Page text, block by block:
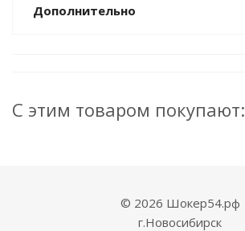
Дополнительно
С этим товаром покупают:
© 2026 Шокер54.рф
г.Новосибирск